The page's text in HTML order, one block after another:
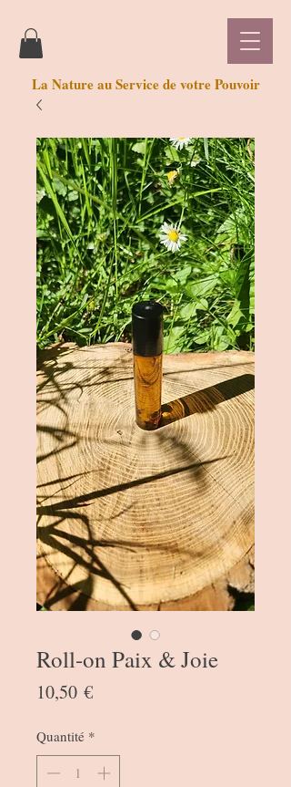
La Nature au Service de votre Pouvoir
Roll-on Paix & Joie
10,50 €Prix
Quantité *